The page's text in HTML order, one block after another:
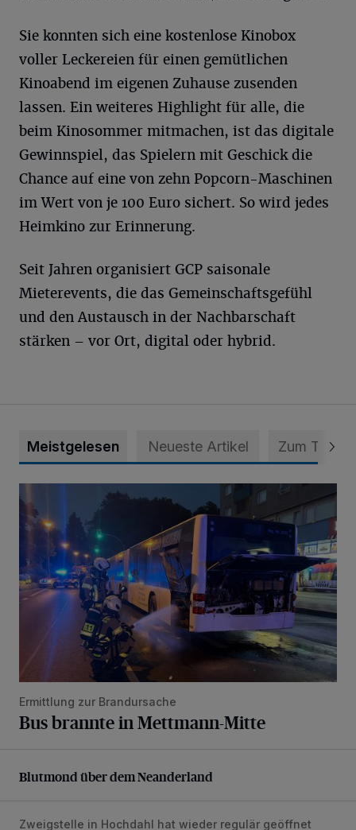
Sie konnten sich eine kostenlose Kinobox
voller Leckereien für einen gemütlichen
Kinoabend im eigenen Zuhause zusenden
lassen. Ein weiteres Highlight für alle, die
beim Kinosommer mitmachen, ist das digitale
Gewinnspiel, das Spielern mit Geschick die
Chance auf eine von zehn Popcorn-Maschinen
im Wert von je 100 Euro sichert. So wird jedes
Heimkino zur Erinnerung.
Seit Jahren organisiert GCP saisonale
Mieterevents, die das Gemeinschaftsgefühl
und den Austausch in der Nachbarschaft
stärken – vor Ort, digital oder hybrid.
Meistgelesen Neueste Artikel Zum Thema
Bus brannte in Mettmann-Mitte
Ermittlung zur Brandursache
Bus brannte in Mettmann-Mitte
Blutmond über dem Neanderland
Blutmond über dem Neanderland
Bürgerbüro in Alt-Erkrath am heute nicht erreichbar
Zweigstelle in Hochdahl hat wieder regulär geöffnet